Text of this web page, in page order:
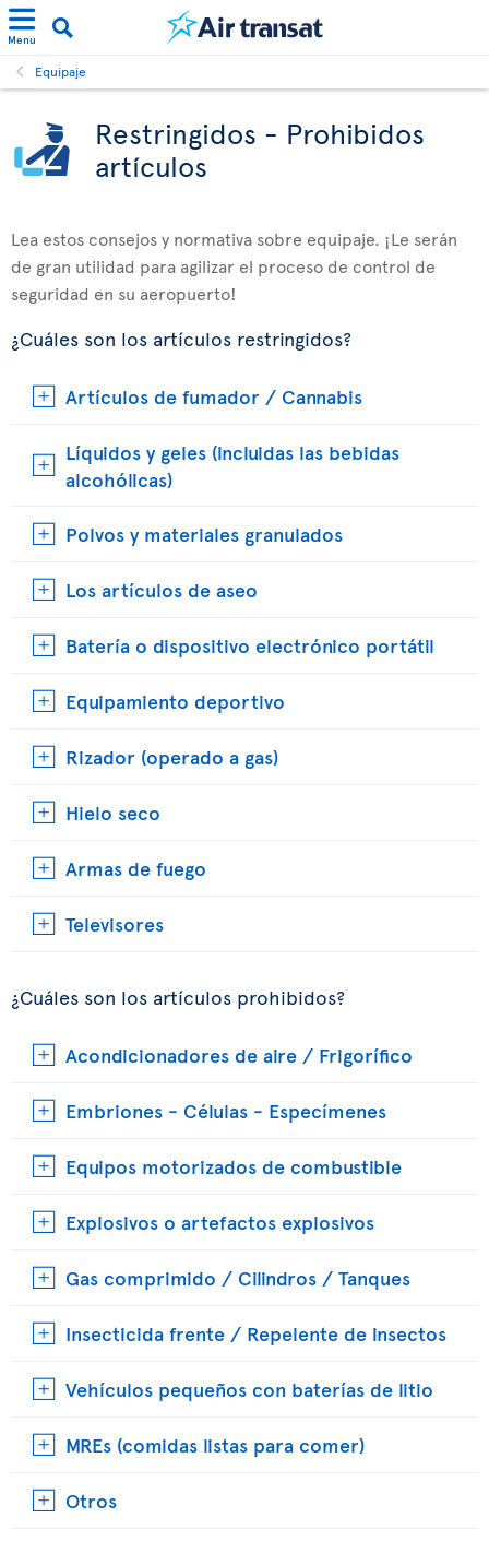
Menu
Equipaje
Restringidos - Prohibidos
artículos
Lea estos consejos y normativa sobre equipaje. ¡Le serán
de gran utilidad para agilizar el proceso de control de
seguridad en su aeropuerto!
¿Cuáles son los artículos restringidos?
Artículos de fumador / Cannabis
Líquidos y geles (incluidas las bebidas
alcohólicas)
Polvos y materiales granulados
Los artículos de aseo
Batería o dispositivo electrónico portátil
Equipamiento deportivo
Rizador (operado a gas)
Hielo seco
Armas de fuego
Televisores
¿Cuáles son los artículos prohibidos?
Acondicionadores de aire / Frigorífico
Embriones - Células - Especímenes
Equipos motorizados de combustible
Explosivos o artefactos explosivos
Gas comprimido / Cilindros / Tanques
Insecticida frente / Repelente de insectos
Vehículos pequeños con baterías de litio
MREs (comidas listas para comer)
Otros